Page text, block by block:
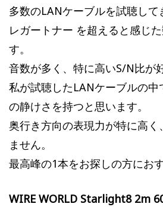
多数のLANケーブルを試聴し
レガートナー を超えると感じ
す。
音数が多く、特に高いS/N比が
私が試聴したLANケーブルの中
の静けさを持つと思います。
奥行き方向の表現力が特に高く
ません。
最高峰の1本をお探しの方にお
WIRE WORLD Starlight8 2m